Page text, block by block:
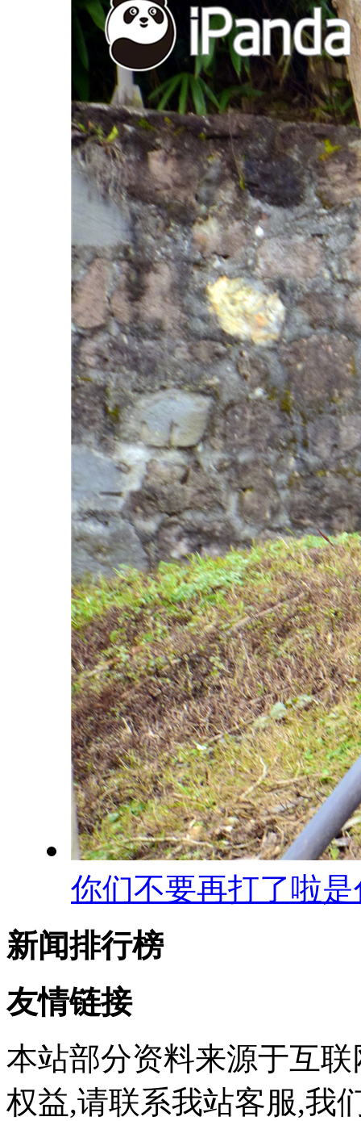
你们不要再打了啦
新闻排行榜
友情链接
本站部分资料来源于互
权益,请联系我站客服,我